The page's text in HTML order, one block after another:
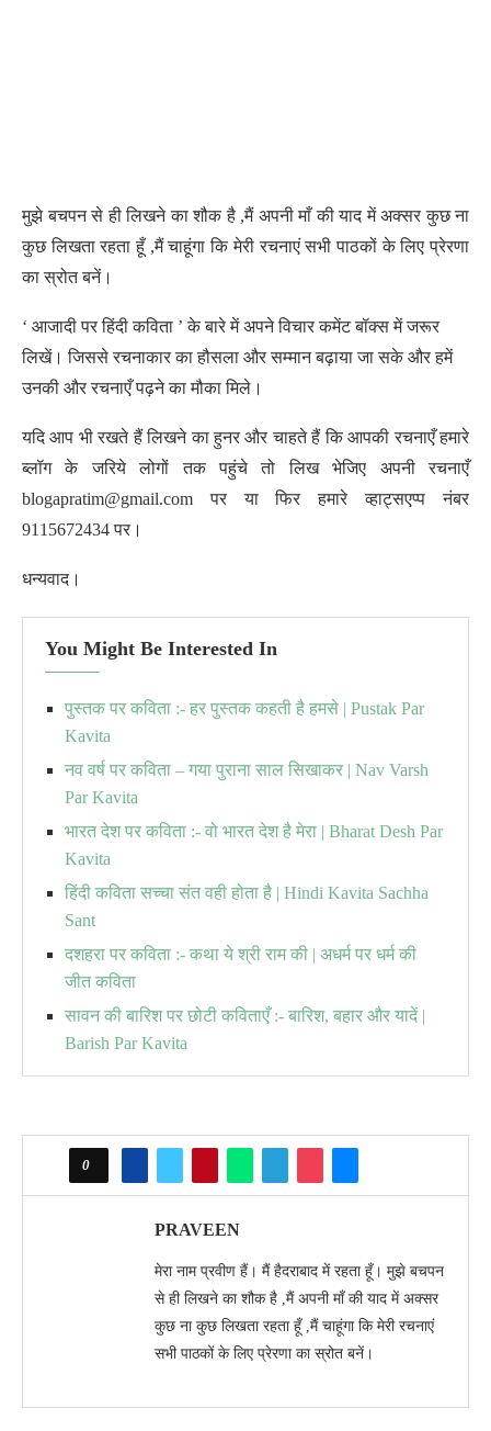
मुझे बचपन से ही लिखने का शौक है ,मैं अपनी माँ की याद में अक्सर कुछ ना
कुछ लिखता रहता हूँ ,मैं चाहूंगा कि मेरी रचनाएं सभी पाठकों के लिए प्रेरणा
का स्रोत बनें।
‘ आजादी पर हिंदी कविता ’ के बारे में अपने विचार कमेंट बॉक्स में जरूर
लिखें। जिससे रचनाकार का हौसला और सम्मान बढ़ाया जा सके और हमें
उनकी और रचनाएँ पढ़ने का मौका मिले।
यदि आप भी रखते हैं लिखने का हुनर और चाहते हैं कि आपकी रचनाएँ हमारे
ब्लॉग के जरिये लोगों तक पहुंचे तो लिख भेजिए अपनी रचनाएँ
blogapratim@gmail.com पर या फिर हमारे व्हाट्सएप्प नंबर
9115672434 पर।
धन्यवाद।
You Might Be Interested In
पुस्तक पर कविता :- हर पुस्तक कहती है हमसे | Pustak Par
Kavita
नव वर्ष पर कविता – गया पुराना साल सिखाकर | Nav Varsh
Par Kavita
भारत देश पर कविता :- वो भारत देश है मेरा | Bharat Desh Par
Kavita
हिंदी कविता सच्चा संत वही होता है | Hindi Kavita Sachha
Sant
दशहरा पर कविता :- कथा ये श्री राम की | अधर्म पर धर्म की
जीत कविता
सावन की बारिश पर छोटी कविताएँ :- बारिश, बहार और यादें |
Barish Par Kavita
0
PRAVEEN
मेरा नाम प्रवीण हैं। मैं हैदराबाद में रहता हूँ। मुझे बचपन
से ही लिखने का शौक है ,मैं अपनी माँ की याद में अक्सर
कुछ ना कुछ लिखता रहता हूँ ,मैं चाहूंगा कि मेरी रचनाएं
सभी पाठकों के लिए प्रेरणा का स्रोत बनें।